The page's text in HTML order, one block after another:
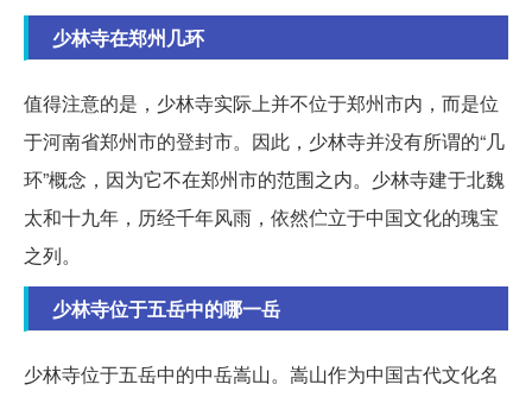
少林寺在郑州几环
值得注意的是，少林寺实际上并不位于郑州市内，而是位
于河南省郑州市的登封市。因此，少林寺并没有所谓的“几
环”概念，因为它不在郑州市的范围之内。少林寺建于北魏
太和十九年，历经千年风雨，依然伫立于中国文化的瑰宝
之列。
少林寺位于五岳中的哪一岳
少林寺位于五岳中的中岳嵩山。嵩山作为中国古代文化名